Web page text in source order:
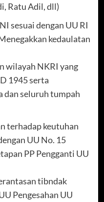
Ratu Adil, dll)
sesuai dengan UU RI
kedaulatan
wilayah NKRI yang
1945 serta
dan seluruh tumpah
terhadap keutuhan
UU No. 15
PP Pengganti UU
tibndak
Pengesahan UU